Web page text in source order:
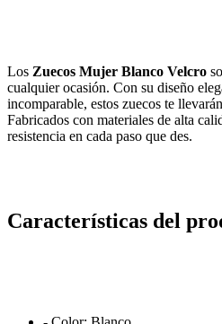
Los Zuecos Mujer Blanco Velcro
cualquier ocasión. Con su diseño
incomparable, estos zuecos te
Fabricados con materiales de alta
resistencia en cada paso que des.
Características del